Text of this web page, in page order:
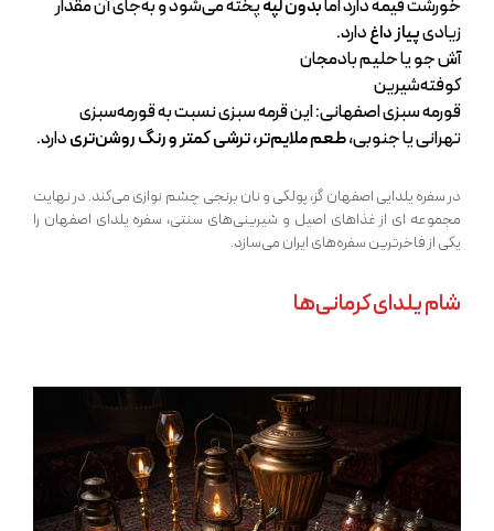
خورشت قیمه دارد امابدون لپهپخته می‌شود و به‌جای آن مقدار
زیادیپیاز داغدارد.
آش جو یا حلیم بادمجان
کوفته‌شیرین
قورمه سبزی اصفهانی: این قرمه سبزی نسبت به قورمه‌سبزی
تهرانی یا جنوبی،طعم ملایم‌تر، ترشی کمتر و رنگ روشن‌تریدارد.
در سفره یلدایی اصفهان گز، پولکی و نان برنجی چشم نوازی می‌کند. در نهایت
مجموعه ای از غذاهای اصیل و شیرینی‌های سنتی، سفره یلدای اصفهان را
یکی از فاخرترین سفره‌های ایران می‌سازد.
شام یلدای کرمانی‌ها